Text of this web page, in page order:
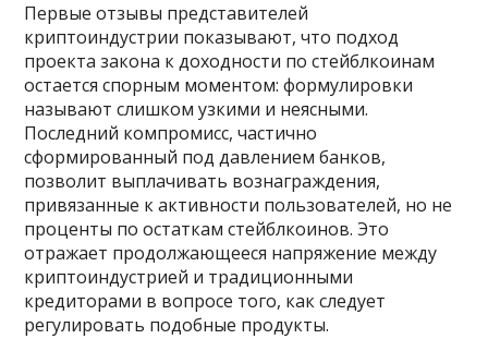
Первые отзывы представителей
криптоиндустрии показывают, что подход
проекта закона к доходности по стейблкоинам
остается спорным моментом: формулировки
называют слишком узкими и неясными.
Последний компромисс, частично
сформированный под давлением банков,
позволит выплачивать вознаграждения,
привязанные к активности пользователей, но не
проценты по остаткам стейблкоинов. Это
отражает продолжающееся напряжение между
криптоиндустрией и традиционными
кредиторами в вопросе того, как следует
регулировать подобные продукты.